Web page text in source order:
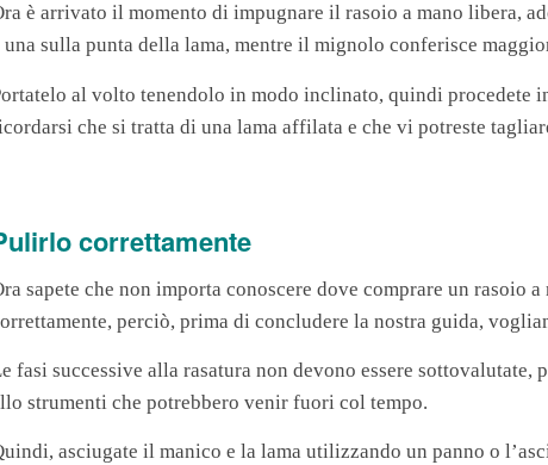
è arrivato il momento di impugnare il rasoio a mano libera,
una sulla punta della lama, mentre il mignolo conferisce
al volto tenendolo in modo inclinato, quindi procedete
che si tratta di una lama affilata e che vi potreste
correttamente
sapete che non importa conoscere dove comprare un rasoio
perciò, prima di concludere la nostra guida,
fasi successive alla rasatura non devono essere
strumenti che potrebbero venir fuori col tempo.
asciugate il manico e la lama utilizzando un panno o